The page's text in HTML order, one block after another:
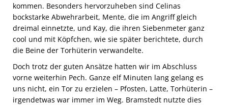
kommen. Besonders hervorzuheben sind Celinas
bockstarke Abwehrarbeit, Mente, die im Angriff gleich
dreimal einnetzte, und Kay, die ihren Siebenmeter ganz
cool und mit Köpfchen, wie sie später berichtete, durch
die Beine der Torhüterin verwandelte.
Doch trotz der guten Ansätze hatten wir im Abschluss
vorne weiterhin Pech. Ganze elf Minuten lang gelang es
uns nicht, ein Tor zu erzielen – Pfosten, Latte, Torhüterin –
irgendetwas war immer im Weg. Bramstedt nutzte dies